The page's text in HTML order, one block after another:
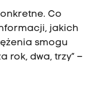
Co
jakich
smogu
rok, dwa, trzy” –